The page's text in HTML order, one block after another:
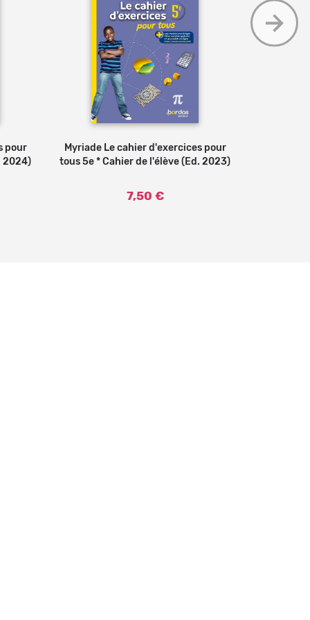
pour
2024)
Ajouter au panier
Myriade Le cahier d'exercices pour
tous 5e * Cahier de l'élève (Ed. 2023)
7,50 €